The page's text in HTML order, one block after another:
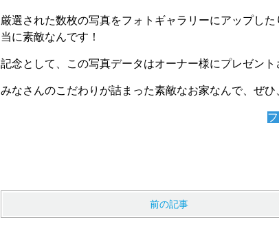
厳選された数枚の写真をフォトギャラリーにアップし
当に素敵なんです！
記念として、この写真データはオーナー様にプレゼント
みなさんのこだわりが詰まった素敵なお家なんで、ぜひ
前の記事